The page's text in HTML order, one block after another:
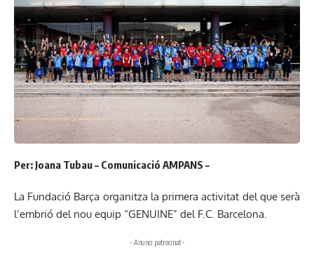
Per: Joana Tubau – Comunicació AMPANS –
La Fundació Barça organitza la primera activitat del que serà
l’embrió del nou equip “GENUINE” del F.C. Barcelona.
- Anunci patrocinat -